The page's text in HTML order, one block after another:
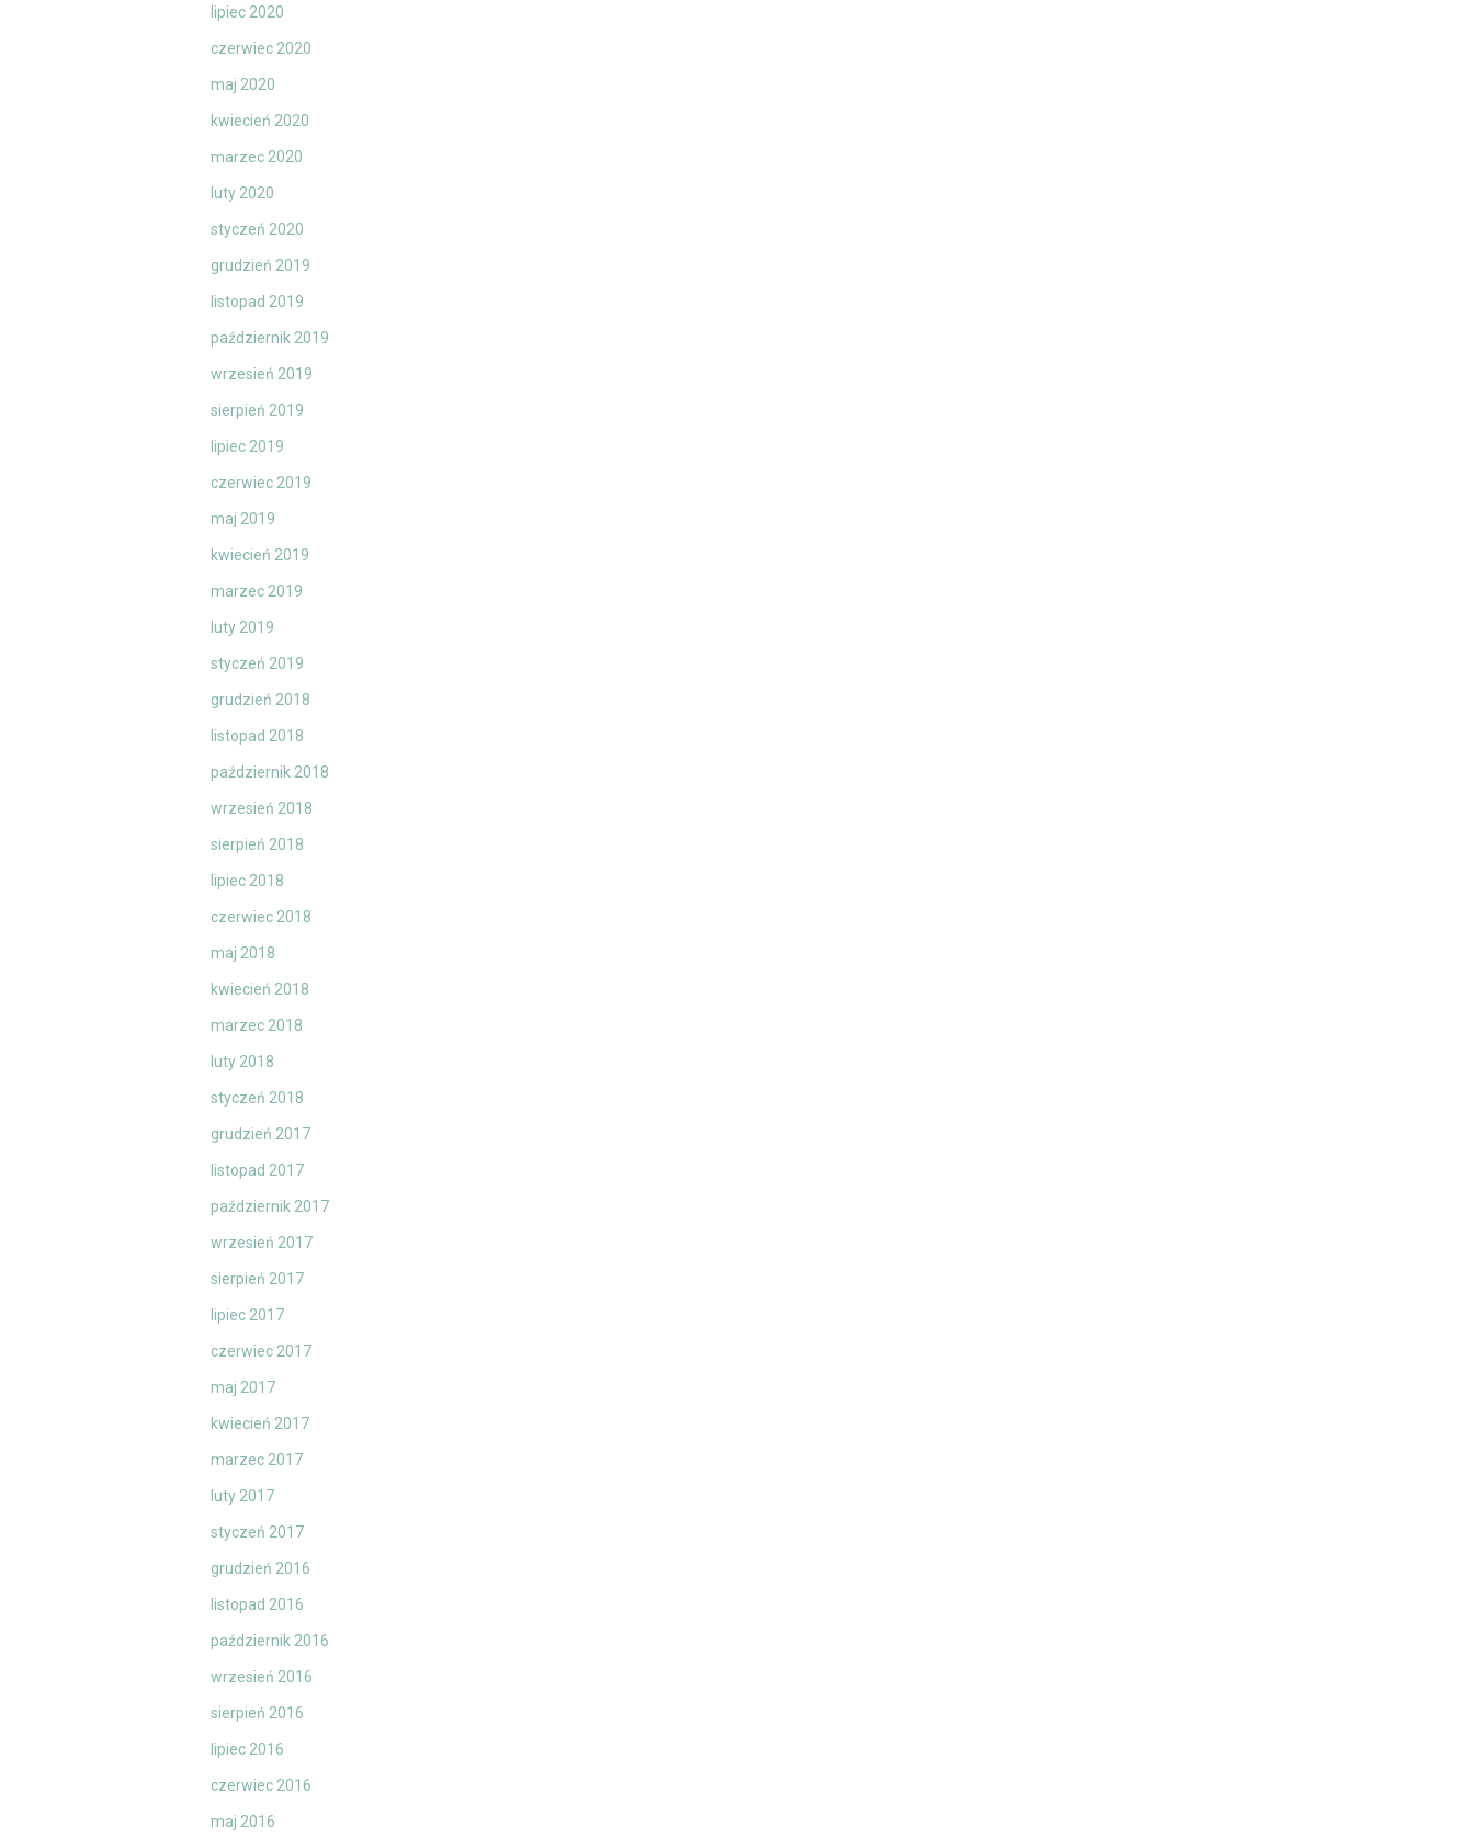
lipiec 2020
czerwiec 2020
maj 2020
kwiecień 2020
marzec 2020
luty 2020
styczeń 2020
grudzień 2019
listopad 2019
październik 2019
wrzesień 2019
sierpień 2019
lipiec 2019
czerwiec 2019
maj 2019
kwiecień 2019
marzec 2019
luty 2019
styczeń 2019
grudzień 2018
listopad 2018
październik 2018
wrzesień 2018
sierpień 2018
lipiec 2018
czerwiec 2018
maj 2018
kwiecień 2018
marzec 2018
luty 2018
styczeń 2018
grudzień 2017
listopad 2017
październik 2017
wrzesień 2017
sierpień 2017
lipiec 2017
czerwiec 2017
maj 2017
kwiecień 2017
marzec 2017
luty 2017
styczeń 2017
grudzień 2016
listopad 2016
październik 2016
wrzesień 2016
sierpień 2016
lipiec 2016
czerwiec 2016
maj 2016